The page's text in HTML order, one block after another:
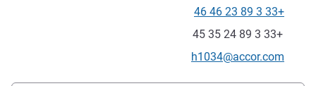
الهاتف
+33 3 89 23 46 46
فاكس
+33 3 89 24 35 45
تواصل معنا عبر البريد الإلكتروني
h1034@accor.com